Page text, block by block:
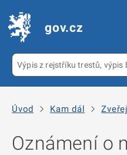
gov.cz
Úvod Kam dál
Oznámení o